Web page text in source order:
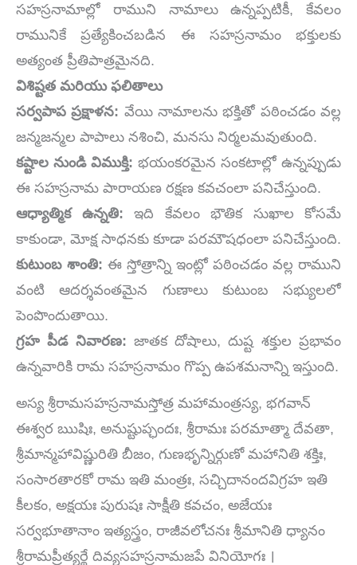
సహస్రనామాల్లో రాముని నామాలు ఉన్నప్పటికీ, కేవలం
రామునికే ప్రత్యేకించబడిన ఈ సహస్రనామం భక్తులకు
అత్యంత ప్రీతిపాత్రమైనది.
విశిష్టత మరియు ఫలితాలు
సర్వపాప ప్రక్షాళన: వేయి నామాలను భక్తితో పఠించడం వల్ల
జన్మజన్మల పాపాలు నశించి, మనసు నిర్మలమవుతుంది.
కష్టాల నుండి విముక్తి: భయంకరమైన సంకటాల్లో ఉన్నప్పుడు
ఈ సహస్రనామ పారాయణ రక్షణ కవచంలా పనిచేస్తుంది.
ఆధ్యాత్మిక ఉన్నతి: ఇది కేవలం భౌతిక సుఖాల కోసమే
కాకుండా, మోక్ష సాధనకు కూడా పరమౌషధంలా పనిచేస్తుంది.
కుటుంబ శాంతి: ఈ స్తోత్రాన్ని ఇంట్లో పఠించడం వల్ల రాముని
వంటి ఆదర్శవంతమైన గుణాలు కుటుంబ సభ్యులలో
పెంపొందుతాయి.
గ్రహ పీడ నివారణ: జాతక దోషాలు, దుష్ట శక్తుల ప్రభావం
ఉన్నవారికి రామ సహస్రనామం గొప్ప ఉపశమనాన్ని ఇస్తుంది.
అస్య శ్రీరామసహస్రనామస్తోత్ర మహామంత్రస్య, భగవాన్
ఈశ్వర ఋషిః, అనుష్టుప్ఛందః, శ్రీరామః పరమాత్మా దేవతా,
శ్రీమాన్మహావిష్ణురితి బీజం, గుణభృన్నిర్గుణో మహానితి శక్తిః,
సంసారతారకో రామ ఇతి మంత్రః, సచ్చిదానందవిగ్రహ ఇతి
కీలకం, అక్షయః పురుషః సాక్షీతి కవచం, అజేయః
సర్వభూతానాం ఇత్యస్త్రం, రాజీవలోచనః శ్రీమానితి ధ్యానం
శ్రీరామప్రీత్యర్థే దివ్యసహస్రనామజపే వినియోగః ।